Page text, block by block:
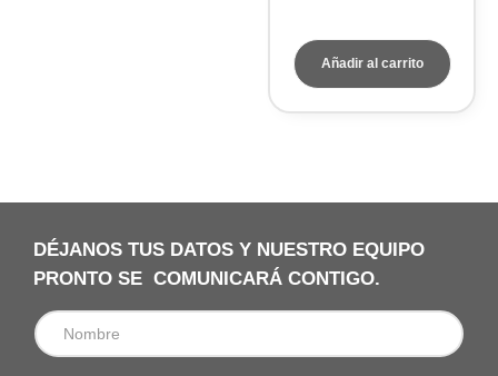
Añadir al carrito
DÉJANOS TUS DATOS Y NUESTRO EQUIPO
PRONTO SE COMUNICARÁ CONTIGO.